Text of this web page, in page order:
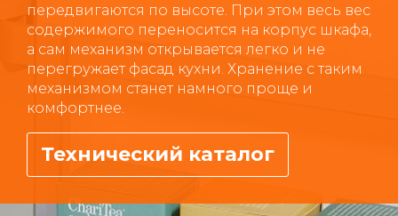
передвигаются по высоте. При этом весь вес
содержимого переносится на корпус шкафа,
а сам механизм открывается легко и не
перегружает фасад кухни. Хранение с таким
механизмом станет намного проще и
комфортнее.
Технический каталог